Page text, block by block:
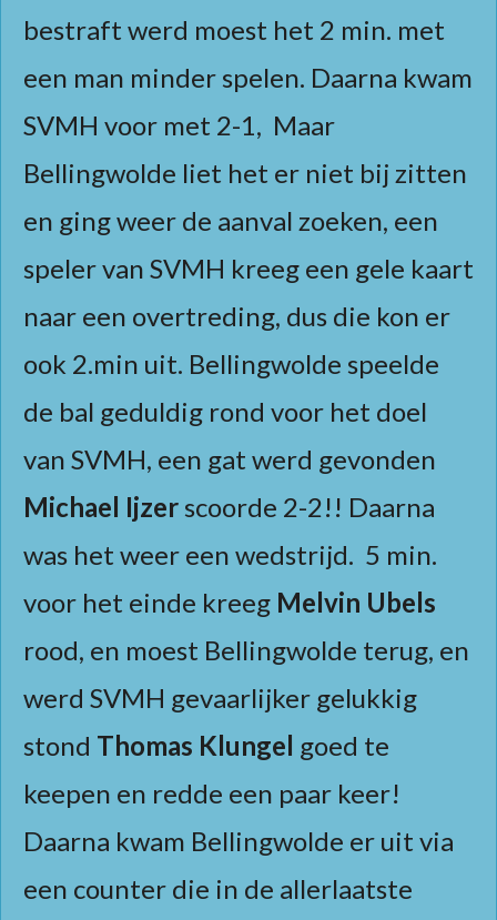
bestraft werd moest het 2 min. met
een man minder spelen. Daarna kwam
SVMH voor met 2-1, Maar
Bellingwolde liet het er niet bij zitten
en ging weer de aanval zoeken, een
speler van SVMH kreeg een gele kaart
naar een overtreding, dus die kon er
ook 2.min uit. Bellingwolde speelde
de bal geduldig rond voor het doel
van SVMH, een gat werd gevonden
Michael Ijzer scoorde 2-2!! Daarna
was het weer een wedstrijd. 5 min.
voor het einde kreeg Melvin Ubels
rood, en moest Bellingwolde terug, en
werd SVMH gevaarlijker gelukkig
stond Thomas Klungel goed te
keepen en redde een paar keer!
Daarna kwam Bellingwolde er uit via
een counter die in de allerlaatste